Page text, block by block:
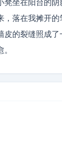
坐在阳台的
落在我摊开
的裂缝照成